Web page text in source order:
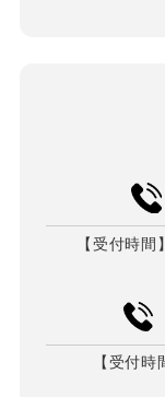
【受付時
【受付